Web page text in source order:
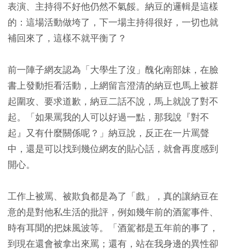
表演、主持得不好他仍然不氣餒。納豆的邏輯是這樣
的：這場活動做垮了，下一場主持得很好，一切也就
補回來了，這樣不就平衡了？
前一陣子網友認為「大學生了沒」醜化南部妹，在臉
書上發動拒看活動，上網留言澄清的納豆也馬上被群
起圍攻、要求道歉，納豆二話不說，馬上就說了對不
起。「如果罵我的人可以好過一點，那我說『對不
起』又有什麼關係呢？」納豆說，反正在一片罵聲
中，還是可以找到幾位網友的貼心話，就會再度感到
開心。
工作上被罵、被欺負都是為了「戲」，真的讓納豆在
意的是對他私生活的批評，例如幾年前的酒駕事件、
時有耳聞的把妹風波等。「酒駕都是五年前的事了，
到現在還會被拿出來罵；還有，站在我身邊的異性卻